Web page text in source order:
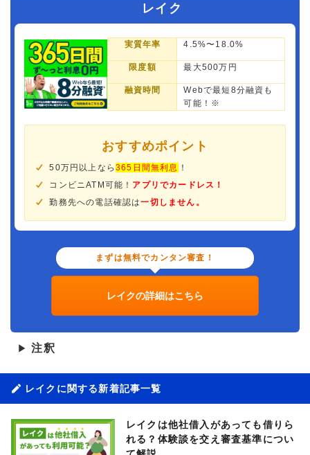
レイク
実質年率 4.5%〜18.0%
限度額 最大500万円
融資時間
Webで最短8分融資も
可能！※
おすすめポイント
50万円以上なら365日間無利息
！
コンビニATM可能！ アプリでカードレス！
勤務先への電話確認は一切しません。
まずは無料でカンタン審査！
レイクの詳細はこちら
▶ 注釈
レイクに関する新着記事一覧
レイクは他社借入があっても借りら
れる？体験談を交え審査基準につい